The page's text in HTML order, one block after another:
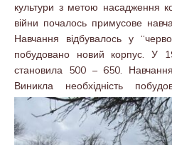
культури з метою насадження
війни почалось примусове
Навчання відбувалось у
побудовано новий корпус. У
становила 500 – 650.
Виникла необхідність